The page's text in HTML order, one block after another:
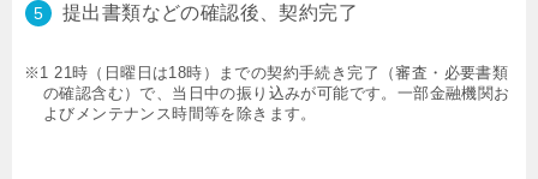
提出書類などの確認後、契約完了
※1 21時（日曜日は18時）までの契約手続き完了（審査・必要書類
の確認含む）で、当日中の振り込みが可能です。一部金融機関お
よびメンテナンス時間等を除きます。